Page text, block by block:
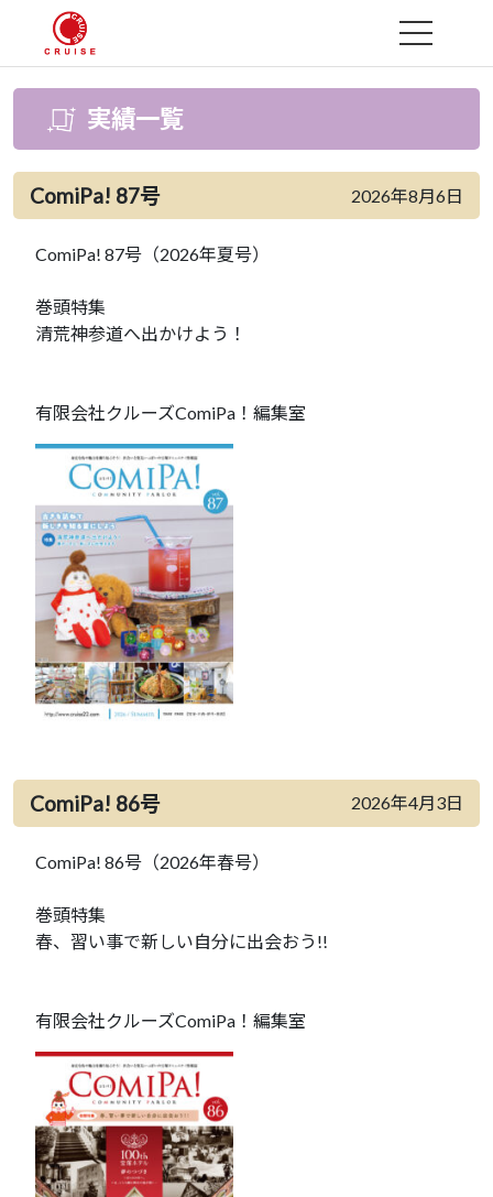
MENU
実績一覧
ComiPa! 87号 2026年8月6日
ComiPa! 87号（2026年夏号）
巻頭特集
清荒神参道へ出かけよう！
有限会社クルーズComiPa！編集室
ComiPa! 86号 2026年4月3日
ComiPa! 86号（2026年春号）
巻頭特集
春、習い事で新しい自分に出会おう!!
有限会社クルーズComiPa！編集室